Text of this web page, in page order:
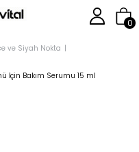
0
ve Siyah Nokta
İçin Bakım Serumu 15 ml